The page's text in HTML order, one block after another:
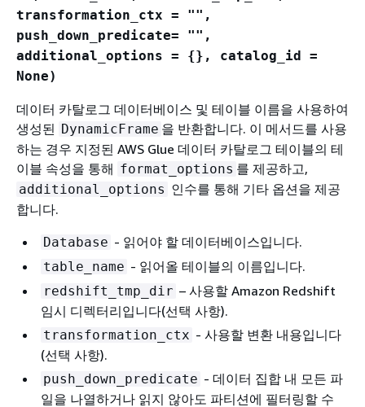
transformation_ctx = "",
push_down_predicate= "",
additional_options = {}, catalog_id =
None)
데이터 카탈로그 데이터베이스 및 테이블 이름을 사용하여
생성된 DynamicFrame 을 반환합니다. 이 메서드를 사용
하는 경우 지정된 AWS Glue 데이터 카탈로그 테이블의 테
이블 속성을 통해 format_options 를 제공하고,
additional_options 인수를 통해 기타 옵션을 제공
합니다.
Database - 읽어야 할 데이터베이스입니다.
table_name - 읽어올 테이블의 이름입니다.
redshift_tmp_dir – 사용할 Amazon Redshift
임시 디렉터리입니다(선택 사항).
transformation_ctx - 사용할 변환 내용입니다
(선택 사항).
push_down_predicate - 데이터 집합 내 모든 파
일을 나열하거나 읽지 않아도 파티션에 필터링할 수